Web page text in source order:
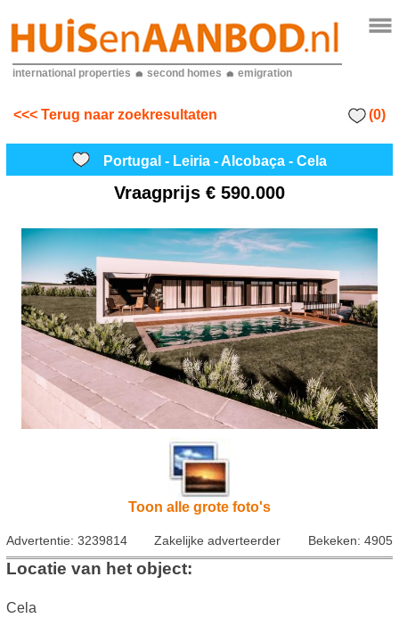
international properties second homes emigration
<<< Terug naar zoekresultaten (0)
Portugal - Leiria - Alcobaça - Cela
Vraagprijs € 590.000
Toon alle grote foto's
Advertentie: 3239814 Zakelijke adverteerder Bekeken: 4905
Locatie van het object:
Cela